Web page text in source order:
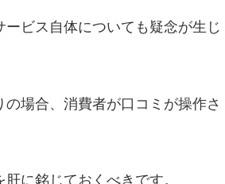
ビス自体についても疑念が生じ
場合、消費者が口コミが操作さ
に銘じておくべきです。